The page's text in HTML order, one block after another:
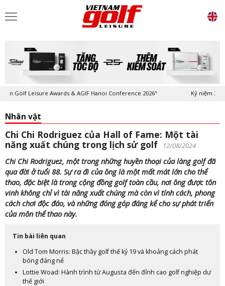
Leisure Awards & AGIF Hanoi Conference 2026" Kỷ niệm 20 năm
Nhân vật
Chi Chi Rodriguez của Hall of Fame: Một tài
năng xuất chúng trong lịch sử golf
12/08/2024
Chi Chi Rodriguez, một trong những huyền thoại của làng golf đã
qua đời ở tuổi 88. Sự ra đi của ông là một mất mát lớn cho thể
thao, đặc biệt là trong cộng đồng golf toàn cầu, nơi ông được tôn
vinh không chỉ vì tài năng xuất chúng mà còn vì tính cách, phong
cách chơi độc đáo, và những đóng góp đáng kể cho sự phát triển
của môn thể thao này.
Tin bài liên quan
Old Tom Morris: Bậc thầy golf thế kỷ 19 và khoảng cách phát
bóng đáng nể
Lottie Woad: Hành trình từ Augusta đến đỉnh cao golf nghiệp dư
thế giới